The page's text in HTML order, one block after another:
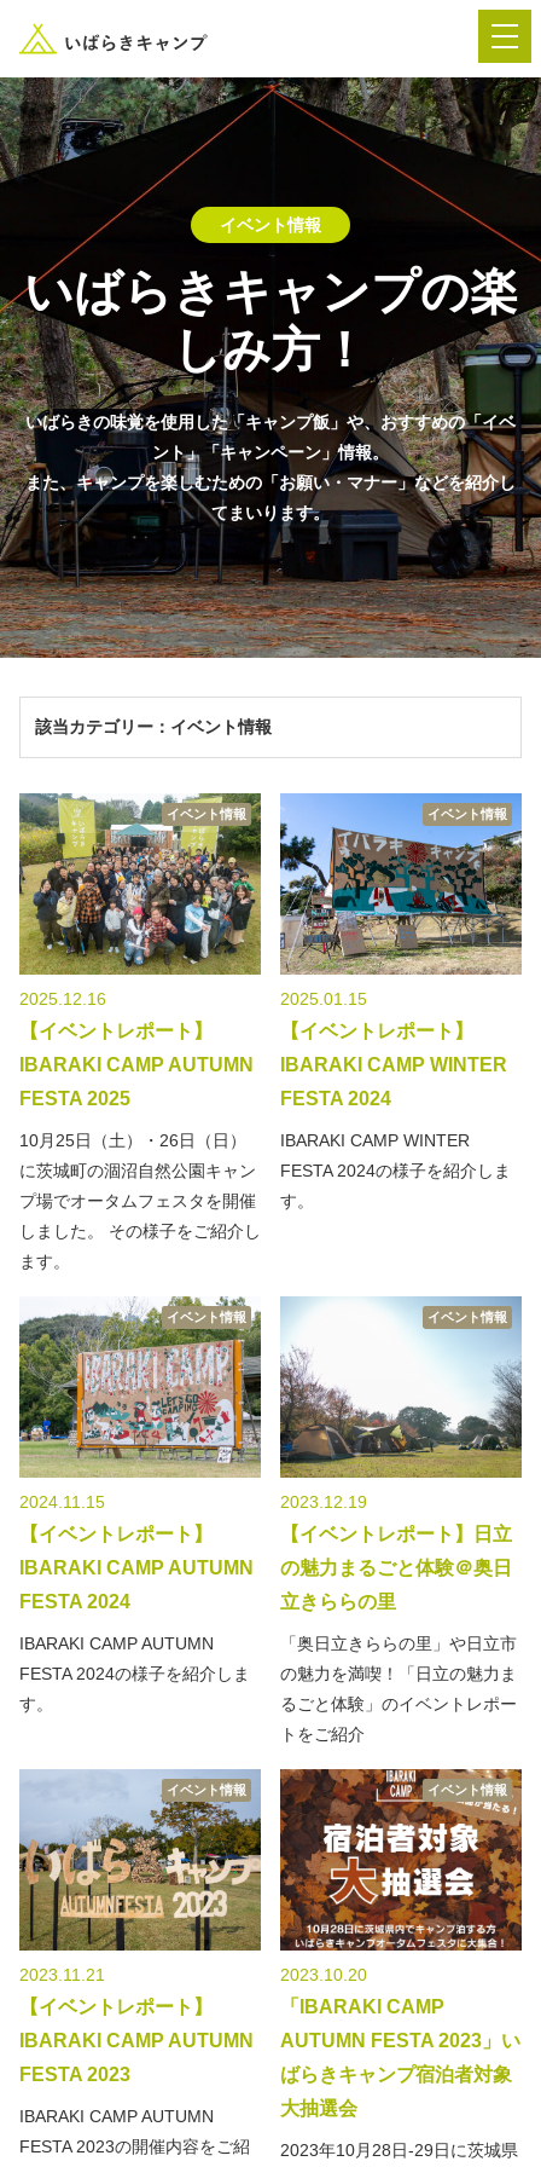
イベント情報
いばらきキャンプの楽
しみ方！
いばらきの味覚を使用した「キャンプ飯」や、おすすめの「イベ
ント」「キャンペーン」情報。
また、キャンプを楽しむための「お願い・マナー」などを紹介し
てまいります。
イベント-トップ
“いばらき”のキャンプ場を探す
楽しみ方 新着情報
イベント情報 春夏キャンプ
秋冬キャンプ 山間キャンプ
海辺キャンプ 川辺キャンプ
湖畔キャンプ
プライバシーポリシー
該当カテゴリー：イベント情報
イベント情報
2025.12.16
【イベントレポート】
IBARAKI CAMP AUTUMN
FESTA 2025
10月25日（土）・26日（日）
に茨城町の涸沼自然公園キャン
プ場でオータムフェスタを開催
しました。 その様子をご紹介し
ます。
イベント情報
2025.01.15
【イベントレポート】
IBARAKI CAMP WINTER
FESTA 2024
IBARAKI CAMP WINTER
FESTA 2024の様子を紹介しま
す。
イベント情報
2024.11.15
【イベントレポート】
IBARAKI CAMP AUTUMN
FESTA 2024
IBARAKI CAMP AUTUMN
FESTA 2024の様子を紹介しま
す。
イベント情報
2023.12.19
【イベントレポート】日立
の魅力まるごと体験＠奥日
立きららの里
「奥日立きららの里」や日立市
の魅力を満喫！「日立の魅力ま
るごと体験」のイベントレポー
トをご紹介
イベント情報
2023.11.21
【イベントレポート】
IBARAKI CAMP AUTUMN
FESTA 2023
IBARAKI CAMP AUTUMN
FESTA 2023の開催内容をご紹
イベント情報
2023.10.20
「IBARAKI CAMP
AUTUMN FESTA 2023」い
ばらきキャンプ宿泊者対象
大抽選会
2023年10月28日-29日に茨城県